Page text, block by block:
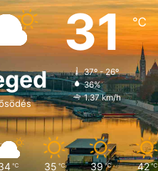
31℃
37º - 26º
36%
1.37 km/h
℃ 35 ℃ 39 ℃ 42 ℃